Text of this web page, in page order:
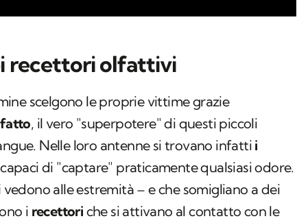
recettori olfattivi
scelgono le proprie vittime grazie
, il vero "superpotere" di questi piccoli
Nelle loro antenne si trovano infatti i
capaci di "captare" praticamente qualsiasi odore.
vedono alle estremità – e che somigliano a dei
i recettori che si attivano al contatto con le